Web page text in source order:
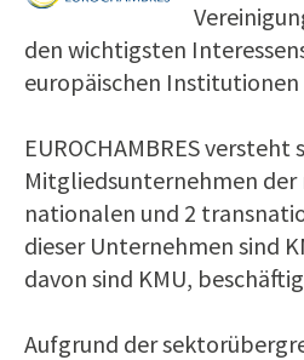
den wichtigsten
europäischen Institutionen
EUROCHAMBRES
Mitgliedsunternehmen der
nationalen und 2
dieser Unternehmen sind
davon sind KMU,
Aufgrund der